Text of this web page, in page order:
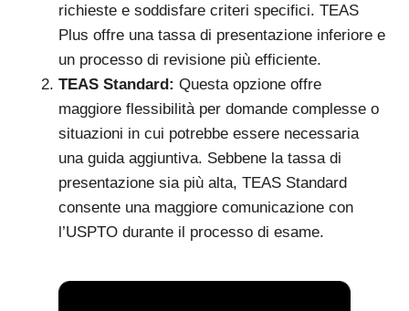
richieste e soddisfare criteri specifici. TEAS
Plus offre una tassa di presentazione inferiore e
un processo di revisione più efficiente.
TEAS Standard: Questa opzione offre
maggiore flessibilità per domande complesse o
situazioni in cui potrebbe essere necessaria
una guida aggiuntiva. Sebbene la tassa di
presentazione sia più alta, TEAS Standard
consente una maggiore comunicazione con
l’USPTO durante il processo di esame.